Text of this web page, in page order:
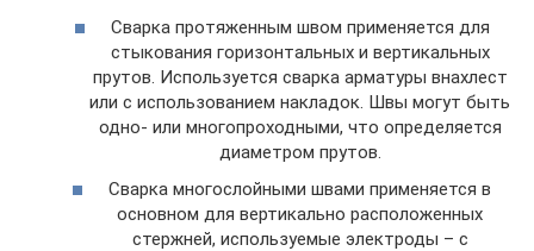
Сварка протяженным швом применяется для
стыкования горизонтальных и вертикальных
прутов. Используется сварка арматуры внахлест
или с использованием накладок. Швы могут быть
одно- или многопроходными, что определяется
диаметром прутов.
Сварка многослойными швами применяется в
основном для вертикально расположенных
стержней, используемые электроды – с